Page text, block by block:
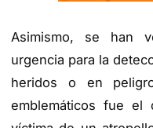
Asimismo, se han
urgencia para la
heridos o en
emblemáticos fue el